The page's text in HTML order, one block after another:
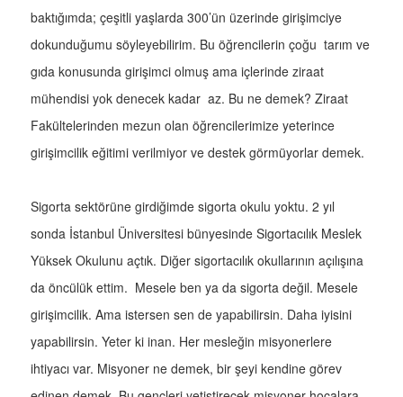
baktığımda; çeşitli yaşlarda 300’ün üzerinde girişimciye
dokunduğumu söyleyebilirim. Bu öğrencilerin çoğu tarım ve
gıda konusunda girişimci olmuş ama içlerinde ziraat
mühendisi yok denecek kadar az. Bu ne demek? Ziraat
Fakültelerinden mezun olan öğrencilerimize yeterince
girişimcilik eğitimi verilmiyor ve destek görmüyorlar demek.
Sigorta sektörüne girdiğimde sigorta okulu yoktu. 2 yıl
sonda İstanbul Üniversitesi bünyesinde Sigortacılık Meslek
Yüksek Okulunu açtık. Diğer sigortacılık okullarının açılışına
da öncülük ettim. Mesele ben ya da sigorta değil. Mesele
girişimcilik. Ama istersen sen de yapabilirsin. Daha iyisini
yapabilirsin. Yeter ki inan. Her mesleğin misyonerlere
ihtiyacı var. Misyoner ne demek, bir şeyi kendine görev